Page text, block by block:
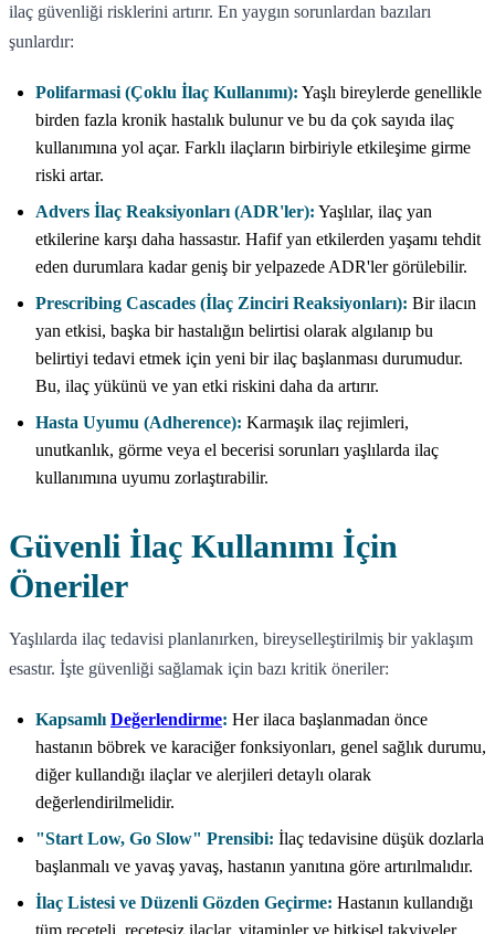
ilaç güvenliği risklerini artırır. En yaygın sorunlardan bazıları
şunlardır:
Polifarmasi (Çoklu İlaç Kullanımı): Yaşlı bireylerde genellikle
birden fazla kronik hastalık bulunur ve bu da çok sayıda ilaç
kullanımına yol açar. Farklı ilaçların birbiriyle etkileşime girme
riski artar.
Advers İlaç Reaksiyonları (ADR'ler): Yaşlılar, ilaç yan
etkilerine karşı daha hassastır. Hafif yan etkilerden yaşamı tehdit
eden durumlara kadar geniş bir yelpazede ADR'ler görülebilir.
Prescribing Cascades (İlaç Zinciri Reaksiyonları): Bir ilacın
yan etkisi, başka bir hastalığın belirtisi olarak algılanıp bu
belirtiyi tedavi etmek için yeni bir ilaç başlanması durumudur.
Bu, ilaç yükünü ve yan etki riskini daha da artırır.
Hasta Uyumu (Adherence): Karmaşık ilaç rejimleri,
unutkanlık, görme veya el becerisi sorunları yaşlılarda ilaç
kullanımına uyumu zorlaştırabilir.
Güvenli İlaç Kullanımı İçin
Öneriler
Yaşlılarda ilaç tedavisi planlanırken, bireyselleştirilmiş bir yaklaşım
esastır. İşte güvenliği sağlamak için bazı kritik öneriler:
Kapsamlı Değerlendirme: Her ilaca başlanmadan önce
hastanın böbrek ve karaciğer fonksiyonları, genel sağlık durumu,
diğer kullandığı ilaçlar ve alerjileri detaylı olarak
değerlendirilmelidir.
"Start Low, Go Slow" Prensibi: İlaç tedavisine düşük dozlarla
başlanmalı ve yavaş yavaş, hastanın yanıtına göre artırılmalıdır.
İlaç Listesi ve Düzenli Gözden Geçirme: Hastanın kullandığı
tüm reçeteli, reçetesiz ilaçlar, vitaminler ve bitkisel takviyeler